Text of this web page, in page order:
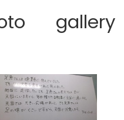
gallery